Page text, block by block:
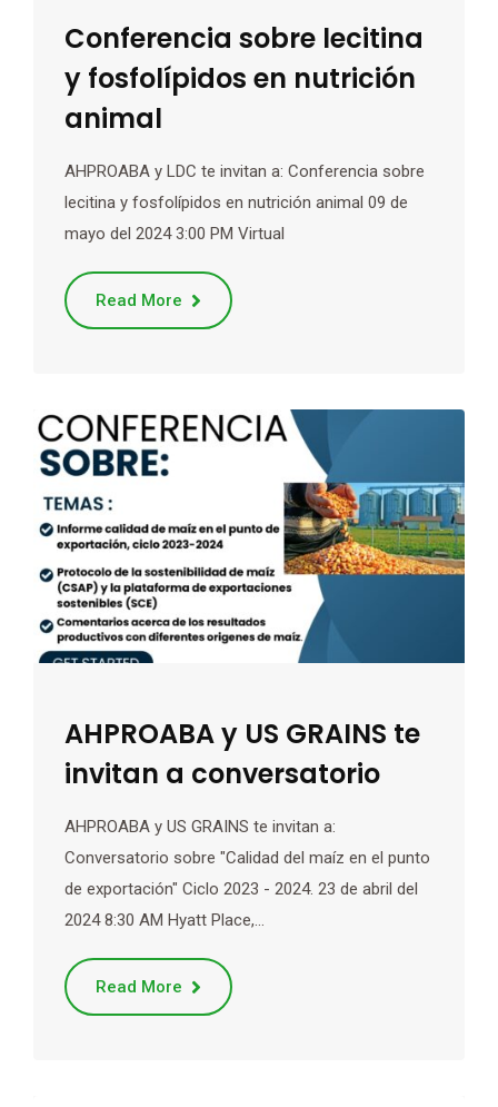
Conferencia sobre lecitina
y fosfolípidos en nutrición
animal
AHPROABA y LDC te invitan a: Conferencia sobre
lecitina y fosfolípidos en nutrición animal 09 de
mayo del 2024 3:00 PM Virtual
Read More
AHPROABA y US GRAINS te
invitan a conversatorio
AHPROABA y US GRAINS te invitan a:
Conversatorio sobre "Calidad del maíz en el punto
de exportación" Ciclo 2023 - 2024. 23 de abril del
2024 8:30 AM Hyatt Place,…
Read More